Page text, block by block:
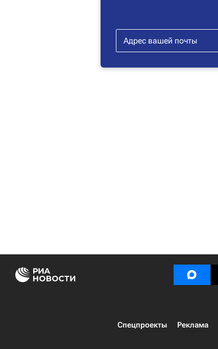
Спецпроекты
Реклама